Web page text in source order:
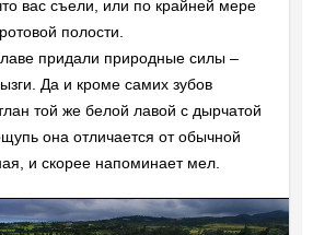
вас съели, или по крайней мере
полости.
придали природные силы –
Да и кроме самих зубов
той же белой лавой с дырчатой
она отличается от обычной
и скорее напоминает мел.